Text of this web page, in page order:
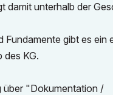
damit unterhalb der
Fundamente gibt es ein
des KG.
über "Dokumentation /